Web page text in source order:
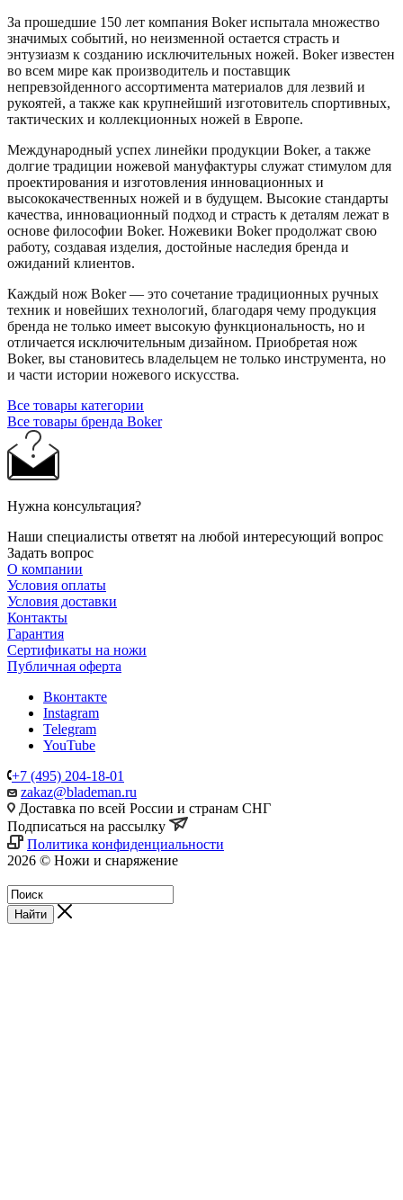
За прошедшие 150 лет компания Boker испытала множество
значимых событий, но неизменной остается страсть и
энтузиазм к созданию исключительных ножей. Boker известен
во всем мире как производитель и поставщик
непревзойденного ассортимента материалов для лезвий и
рукоятей, а также как крупнейший изготовитель спортивных,
тактических и коллекционных ножей в Европе.
Международный успех линейки продукции Boker, а также
долгие традиции ножевой мануфактуры служат стимулом для
проектирования и изготовления инновационных и
высококачественных ножей и в будущем. Высокие стандарты
качества, инновационный подход и страсть к деталям лежат в
основе философии Boker. Ножевики Boker продолжат свою
работу, создавая изделия, достойные наследия бренда и
ожиданий клиентов.
Каждый нож Boker — это сочетание традиционных ручных
техник и новейших технологий, благодаря чему продукция
бренда не только имеет высокую функциональность, но и
отличается исключительным дизайном. Приобретая нож
Boker, вы становитесь владельцем не только инструмента, но
и части истории ножевого искусства.
Все товары категории
Все товары бренда Boker
Нужна консультация?
Наши специалисты ответят на любой интересующий вопрос
Задать вопрос
О компании
Условия оплаты
Условия доставки
Контакты
Гарантия
Сертификаты на ножи
Публичная оферта
Вконтакте
Instagram
Telegram
YouTube
+7 (495) 204-18-01
zakaz@blademan.ru
Доставка по всей России и странам СНГ
Подписаться на рассылку
Политика конфиденциальности
2026 © Ножи и снаряжение
Найти